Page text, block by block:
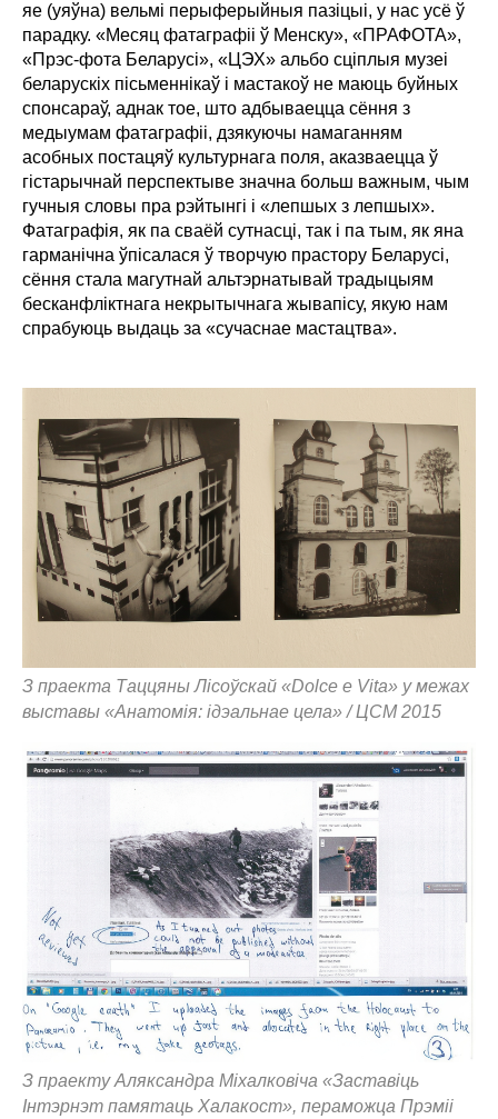
яе (уяўна) вельмі перыферыйныя пазіцыі, у нас усё ў
парадку. «Месяц фатаграфіі ў Менску», «ПРАФОТА»,
«Прэс-фота Беларусі», «ЦЭХ» альбо сціплыя музеі
беларускіх пісьменнікаў і мастакоў не маюць буйных
спонсараў, аднак тое, што адбываецца сёння з
медыумам фатаграфіі, дзякуючы намаганням
асобных постацяў культурнага поля, аказваецца ў
гістарычнай перспектыве значна больш важным, чым
гучныя словы пра рэйтынгі і «лепшых з лепшых».
Фатаграфія, як па сваёй сутнасці, так і па тым, як яна
гарманічна ўпісалася ў творчую прастору Беларусі,
сёння стала магутнай альтэрнатывай традыцыям
бесканфліктнага некрытычнага жывапісу, якую нам
спрабуюць выдаць за «сучаснае мастацтва».
З праекта Таццяны Лісоўскай «Dolce e Vita» у межах
выставы «Анатомія: ідэальнае цела» / ЦСМ 2015
З праекту Аляксандра Міхалковіча «Заставіць
Інтэрнэт памятаць Халакост», пераможца Прэміі